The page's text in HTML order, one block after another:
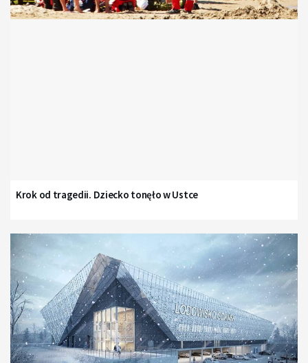
Krok od tragedii. Dziecko tonęło w Ustce